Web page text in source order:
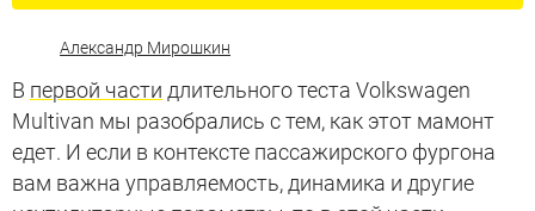
Александр Мирошкин
В первой части длительного теста Volkswagen
Multivan мы разобрались с тем, как этот мамонт
едет. И если в контексте пассажирского фургона
вам важна управляемость, динамика и другие